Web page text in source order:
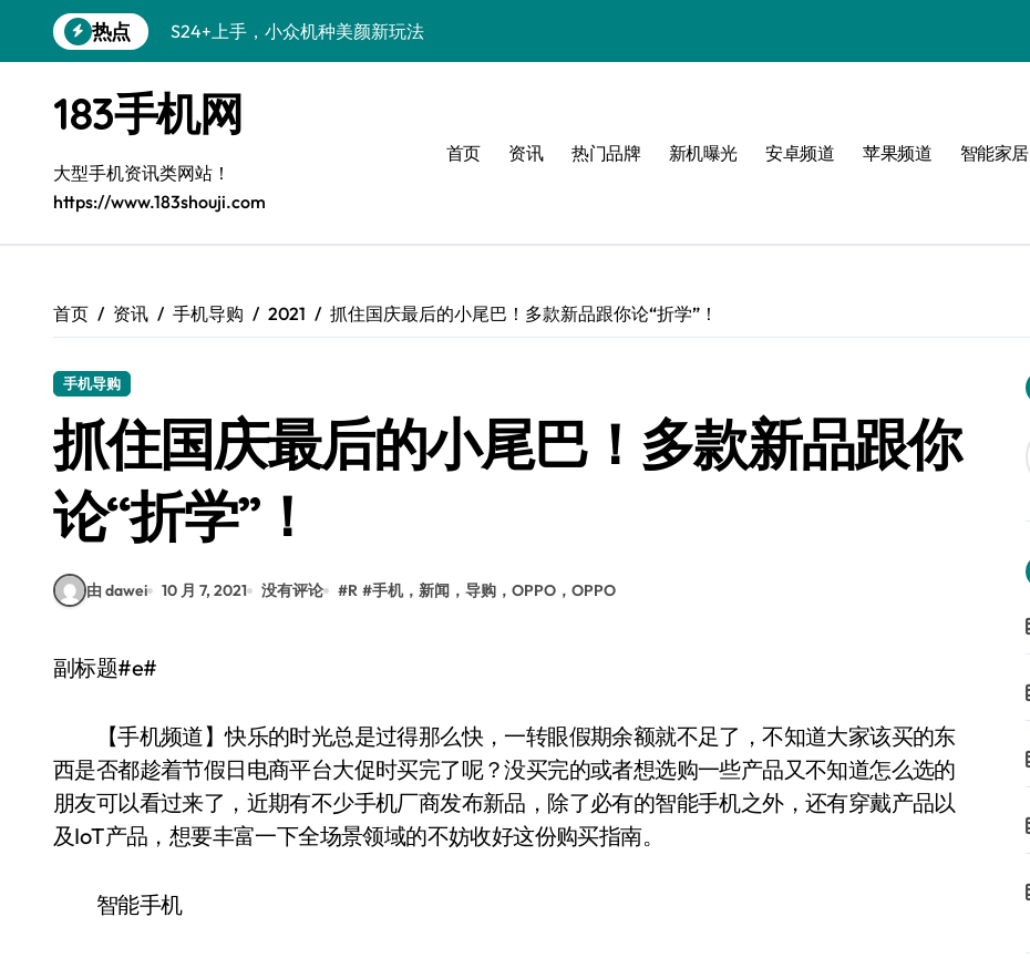
到
热点
S26+颜值暴增！机皇美颜秘籍大公开
三星S26小众机美出圈：个性化装扮秘籍
S25个性美化秘籍，小众玩法炫酷上线！
C55 5G焕新秘籍：三星潮流定制解锁无限可能
Galaxy Z Flip6：小众潮机，折叠美学新巅峰
183手机网
大型手机资讯类网站！
https://www.183shouji.com
首页 资讯 热门品牌 新机曝光 安卓频道 苹果频道 智能家居
首页 资讯 手机导购 2021 抓住国庆最后的小尾巴！多款新品跟你论“折学”！
手机导购
抓住国庆最后的小尾巴！多款新品跟你
论“折学”！
由 dawei 10 月 7, 2021 没有评论 #R #手机，新闻，导购，OPPO，OPPO
副标题#e#
【手机频道】快乐的时光总是过得那么快，一转眼假期余额就不足了，不知道大家该买的东
西是否都趁着节假日电商平台大促时买完了呢？没买完的或者想选购一些产品又不知道怎么选的
朋友可以看过来了，近期有不少手机厂商发布新品，除了必有的智能手机之外，还有穿戴产品以
及IoT产品，想要丰富一下全场景领域的不妨收好这份购买指南。
智能手机